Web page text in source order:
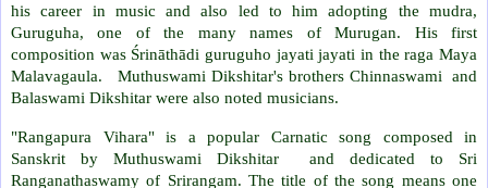
his career in music and also led to him adopting the mudra,
Guruguha, one of the many names of Murugan. His first
composition was Śrināthādi guruguho jayati jayati in the raga Maya
Malavagaula. Muthuswami Dikshitar's brothers Chinnaswami and
Balaswami Dikshitar were also noted musicians.
"Rangapura Vihara" is a popular Carnatic song composed in
Sanskrit by Muthuswami Dikshitar and dedicated to Sri
Ranganathaswamy of Srirangam. The title of the song means one